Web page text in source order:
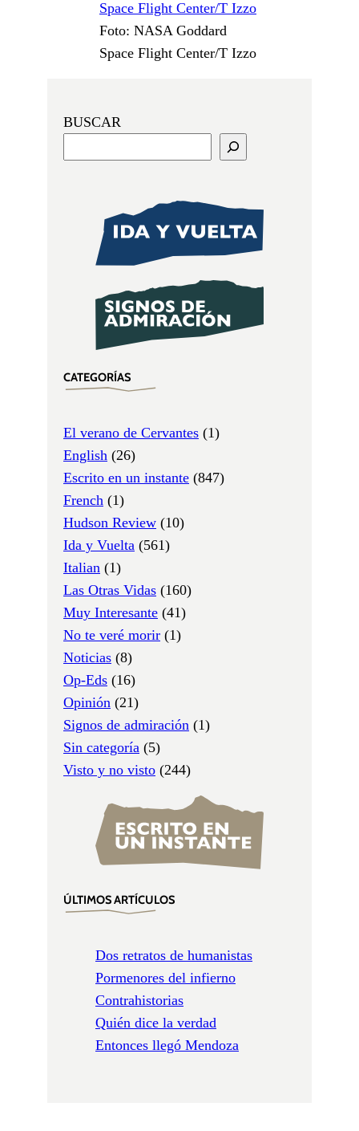
Foto: NASA Goddard
Space Flight Center/T Izzo
BUSCAR
CATEGORÍAS
El verano de Cervantes (1)
English (26)
Escrito en un instante (847)
French (1)
Hudson Review (10)
Ida y Vuelta (561)
Italian (1)
Las Otras Vidas (160)
Muy Interesante (41)
No te veré morir (1)
Noticias (8)
Op-Eds (16)
Opinión (21)
Signos de admiración (1)
Sin categoría (5)
Visto y no visto (244)
ÚLTIMOS ARTÍCULOS
Dos retratos de humanistas
Pormenores del infierno
Contrahistorias
Quién dice la verdad
Entonces llegó Mendoza